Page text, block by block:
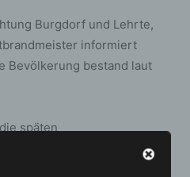
Burgdorf und Lehrte,
informiert
Bevölkerung bestand laut
späten
bleibt bis auf
geschlossen. Die